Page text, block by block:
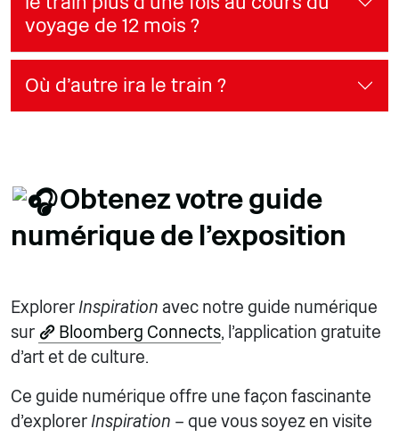
voyage de 12 mois ?
Où d'autre ira le train ?
Obtenez votre guide
numérique de l'exposition
Explorer Inspiration avec notre guide numérique
sur
Bloomberg Connects, l'application gratuite
d'art et de culture.
Ce guide numérique offre une façon fascinante
d'explorer Inspiration – que vous soyez en visite